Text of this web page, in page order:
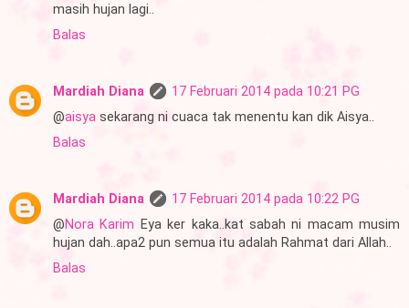
masih hujan lagi..
Balas
Mardiah Diana
17 Februari 2014 pada 10:21 PG
@aisya sekarang ni cuaca tak menentu kan dik Aisya..
Balas
Mardiah Diana
17 Februari 2014 pada 10:22 PG
@Nora Karim Eya ker kaka..kat sabah ni macam musim
hujan dah..apa2 pun semua itu adalah Rahmat dari Allah..
Balas